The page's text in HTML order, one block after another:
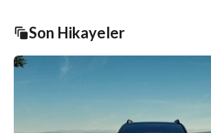
Son Hikayeler